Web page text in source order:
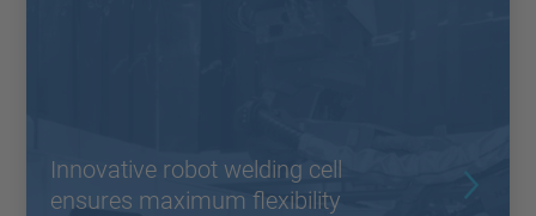
Innovative robot welding cell
ensures maximum flexibility